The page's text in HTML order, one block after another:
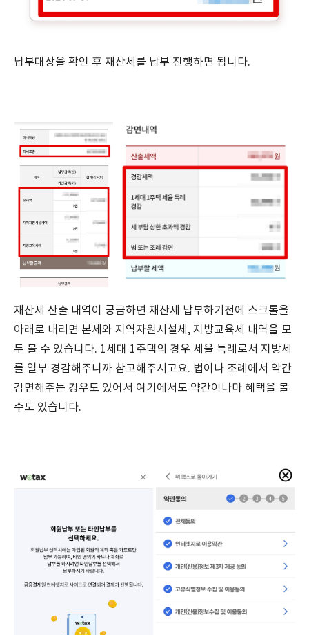
납부대상을 확인 후 재산세를 납부 진행하면 됩니다.
재산세 산출 내역이 궁금하면 재산세 납부하기전에 스크롤을
아래로 내리면 본세와 지역자원시설세, 지방교육세 내역을 모
두 볼 수 있습니다. 1세대 1주택의 경우 세율 특례로서 지방세
를 일부 경감해주니까 참고해주시고요. 법이나 조례에서 약간
감면해주는 경우도 있어서 여기에서도 약간이나마 혜택을 볼
수도 있습니다.